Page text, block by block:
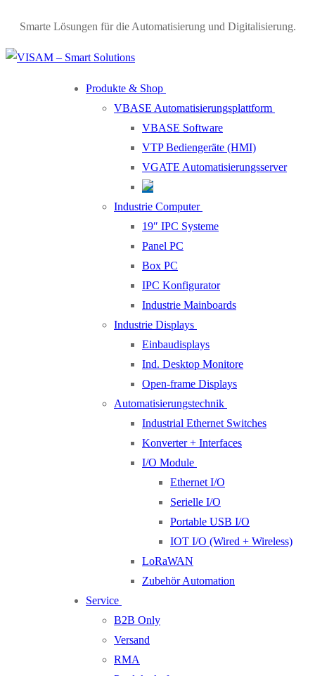
Smarte Lösungen für die Automatisierung und Digitalisierung.
Produkte & Shop
VBASE Automatisierungsplattform
VBASE Software
VTP Bediengeräte (HMI)
VGATE Automatisierungsserver
Industrie Computer
19″ IPC Systeme
Panel PC
Box PC
IPC Konfigurator
Industrie Mainboards
Industrie Displays
Einbaudisplays
Ind. Desktop Monitore
Open-frame Displays
Automatisierungstechnik
Industrial Ethernet Switches
Konverter + Interfaces
I/O Module
Ethernet I/O
Serielle I/O
Portable USB I/O
IOT I/O (Wired + Wireless)
LoRaWAN
Zubehör Automation
Service
B2B Only
Versand
RMA